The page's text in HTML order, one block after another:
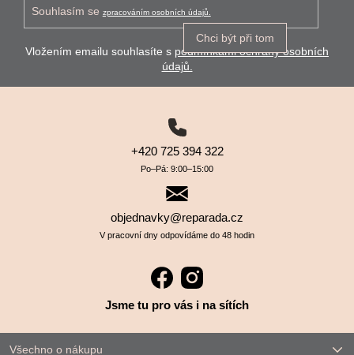
Souhlasím se zpracováním osobních údajů.
Chci být při tom
Vložením emailu souhlasíte s podmínkami ochrany osobních
údajů.
+420 725 394 322
Po–⁠⁠⁠⁠⁠⁠Pá: 9:00–⁠⁠⁠⁠⁠⁠15:00
objednavky@reparada.cz
V pracovní dny odpovídáme do 48 hodin
Jsme tu pro vás i na sítích
Všechno o nákupu